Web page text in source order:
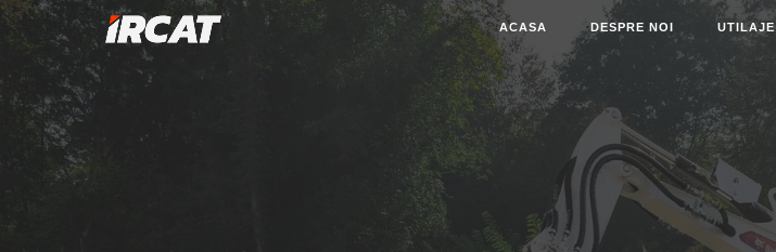
Sari
la
conținut
ACASA DESPRE NOI UTILAJE